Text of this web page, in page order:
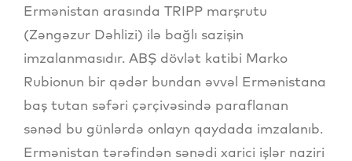
Ermənistan arasında TRIPP marşrutu
(Zəngəzur Dəhlizi) ilə bağlı sazişin
imzalanmasıdır. ABŞ dövlət katibi Marko
Rubionun bir qədər bundan əvvəl Ermənistana
baş tutan səfəri çərçivəsində paraflanan
sənəd bu günlərdə onlayn qaydada imzalanıb.
Ermənistan tərəfindən sənədi xarici işlər naziri